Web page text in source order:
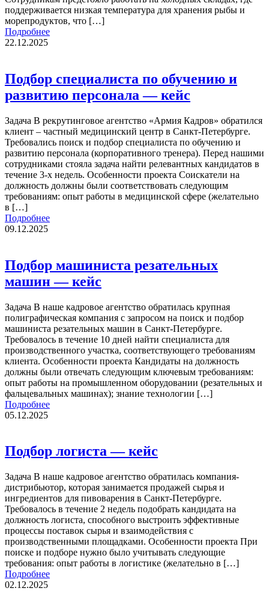
поддерживается низкая температура для хранения рыбы и
морепродуктов, что […]
Подробнее
22.12.2025
Подбор специалиста по обучению и
развитию персонала — кейс
Задача В рекрутинговое агентство «Армия Кадров» обратился
клиент – частный медицинский центр в Санкт-Петербурге.
Требовались поиск и подбор специалиста по обучению и
развитию персонала (корпоративного тренера). Перед нашими
сотрудниками стояла задача найти релевантных кандидатов в
течение 3-х недель. Особенности проекта Соискатели на
должность должны были соответствовать следующим
требованиям: опыт работы в медицинской сфере (желательно
в […]
Подробнее
09.12.2025
Подбор машиниста резательных
машин — кейс
Задача В наше кадровое агентство обратилась крупная
полиграфическая компания с запросом на поиск и подбор
машиниста резательных машин в Санкт-Петербурге.
Требовалось в течение 10 дней найти специалиста для
производственного участка, соответствующего требованиям
клиента. Особенности проекта Кандидаты на должность
должны были отвечать следующим ключевым требованиям:
опыт работы на промышленном оборудовании (резательных и
фальцевальных машинах); знание технологии […]
Подробнее
05.12.2025
Подбор логиста — кейс
Задача В наше кадровое агентство обратилась компания-
дистрибьютор, которая занимается продажей сырья и
ингредиентов для пивоварения в Санкт-Петербурге.
Требовалось в течение 2 недель подобрать кандидата на
должность логиста, способного выстроить эффективные
процессы поставок сырья и взаимодействия с
производственными площадками. Особенности проекта При
поиске и подборе нужно было учитывать следующие
требования: опыт работы в логистике (желательно в […]
Подробнее
02.12.2025